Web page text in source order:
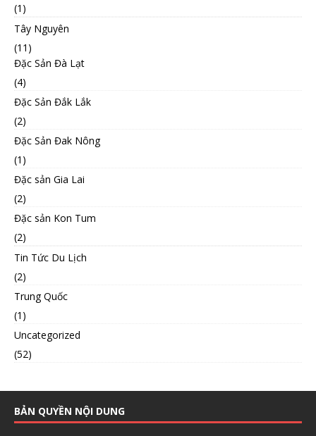
(1)
Tây Nguyên
(11)
Đặc Sản Đà Lạt
(4)
Đặc Sản Đắk Lắk
(2)
Đặc Sản Đak Nông
(1)
Đặc sản Gia Lai
(2)
Đặc sản Kon Tum
(2)
Tin Tức Du Lịch
(2)
Trung Quốc
(1)
Uncategorized
(52)
BẢN QUYỀN NỘI DUNG